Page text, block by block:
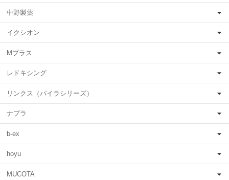
中野製薬
イクシオン
Mプラス
レドキシング
リンクス（パイラシリーズ）
ナプラ
b-ex
hoyu
MUCOTA